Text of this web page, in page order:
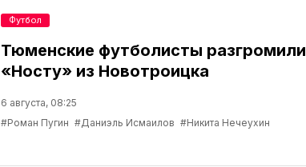
Тюменские футболисты разгромили
«Носту» из Новотроицка
6 августа, 08:25
#Роман Пугин #Даниэль Исмаилов #Никита Нечеухин
Футбол